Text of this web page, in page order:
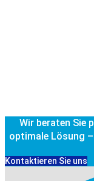
Wir beraten Sie
optimale Lösung
Kontaktieren Sie uns